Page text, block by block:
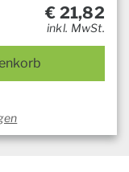
€ 21,82
inkl. MwSt.